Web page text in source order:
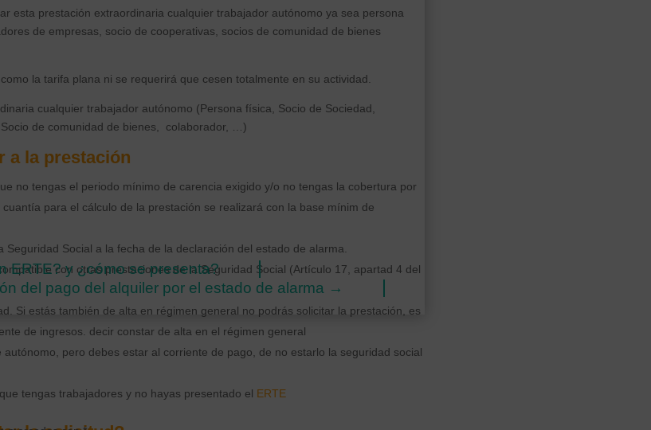
esta prestación extraordinaria cualquier trabajador autónomo ya sea persona
de empresas, socio de cooperativas, socios de comunidad de bienes
la tarifa plana ni se requerirá que cesen totalmente en su actividad.
cualquier trabajador autónomo (Persona física, Socio de Sociedad,
de comunidad de bienes, colaborador, …)
a la prestación
no tengas el periodo mínimo de carencia exigido y/o no tengas la cobertura por
para el cálculo de la prestación se realizará con la base mínim de
Social a la fecha de la declaración del estado de alarma.
con otras prestaciones de la Seguridad Social (Artículo 17, apartad 4 del
Si estás también de alta en régimen general no podrás solicitar la prestación, es
de ingresos. decir constar de alta en el régimen general
pero debes estar al corriente de pago, de no estarlo la seguridad social
tengas trabajadores y no hayas presentado el ERTE
ERTE? y ¿cómo se presenta?
del pago del alquiler por el estado de alarma →